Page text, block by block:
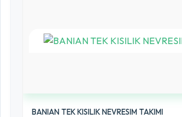
BANIAN TEK KISILIK NEVRESIM TAKIMI